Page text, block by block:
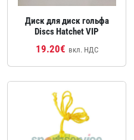
Диск для диск гольфа
Discs Hatchet VIP
19.20€ вкл. НДС